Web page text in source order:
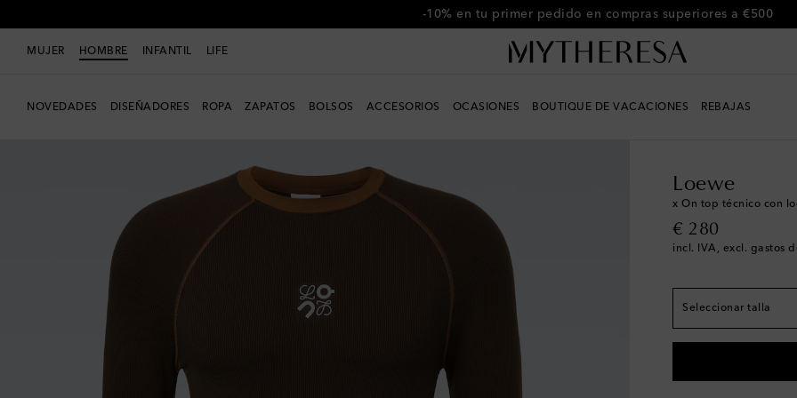
-10% en tu primer pedido en compras superiores a €500
MUJER HOMBRE INFANTIL LIFE
NOVEDADES DISEÑADORES ROPA ZAPATOS BOLSOS ACCESORIOS OCASIONES BOUTIQUE DE VACACIONES REBAJAS
Loewe
x On top técnico con
€ 280
original price
incl. IVA, excl. gastos
Seleccionar talla
XS / EU 44 Pocas
S / EU 46
M / EU 48 Pocas
XL / EU 52 Añadir a